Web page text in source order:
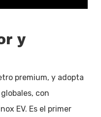
y
premium, y adopta
con
EV. Es el primer